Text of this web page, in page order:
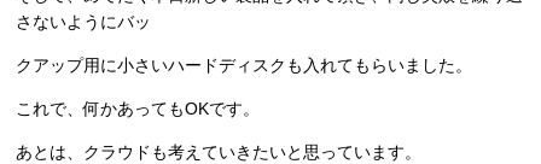
さないようにバッ
クアップ用に小さいハードディスクも入れてもらいました。
これで、何かあってもOKです。
あとは、クラウドも考えていきたいと思っています。